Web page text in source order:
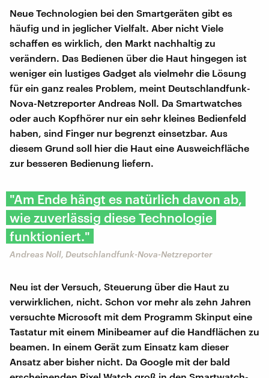
Neue Technologien bei den Smartgeräten gibt es
häufig und in jeglicher Vielfalt. Aber nicht Viele
schaffen es wirklich, den Markt nachhaltig zu
verändern. Das Bedienen über die Haut hingegen ist
weniger ein lustiges Gadget als vielmehr die Lösung
für ein ganz reales Problem, meint Deutschlandfunk-
Nova-Netzreporter Andreas Noll. Da Smartwatches
oder auch Kopfhörer nur ein sehr kleines Bedienfeld
haben, sind Finger nur begrenzt einsetzbar. Aus
diesem Grund soll hier die Haut eine Ausweichfläche
zur besseren Bedienung liefern.
"Am Ende hängt es natürlich davon ab,
wie zuverlässig diese Technologie
funktioniert."
Andreas Noll, Deutschlandfunk-Nova-Netzreporter
Neu ist der Versuch, Steuerung über die Haut zu
verwirklichen, nicht. Schon vor mehr als zehn Jahren
versuchte Microsoft mit dem Programm Skinput eine
Tastatur mit einem Minibeamer auf die Handflächen zu
beamen. In einem Gerät zum Einsatz kam dieser
Ansatz aber bisher nicht. Da Google mit der bald